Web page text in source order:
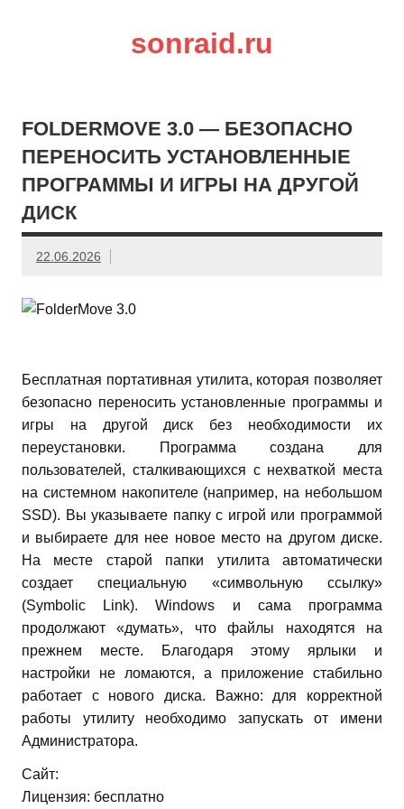
sonraid.ru
FOLDERMOVE 3.0 — БЕЗОПАСНО
ПЕРЕНОСИТЬ УСТАНОВЛЕННЫЕ
ПРОГРАММЫ И ИГРЫ НА ДРУГОЙ
ДИСК
22.06.2026
Бесплатная портативная утилита, которая позволяет
безопасно переносить установленные программы и
игры на другой диск без необходимости их
переустановки. Программа создана для
пользователей, сталкивающихся с нехваткой места
на системном накопителе (например, на небольшом
SSD). Вы указываете папку с игрой или программой
и выбираете для нее новое место на другом диске.
На месте старой папки утилита автоматически
создает специальную «символьную ссылку»
(Symbolic Link). Windows и сама программа
продолжают «думать», что файлы находятся на
прежнем месте. Благодаря этому ярлыки и
настройки не ломаются, а приложение стабильно
работает с нового диска. Важно: для корректной
работы утилиту необходимо запускать от имени
Администратора.
Сайт:
Лицензия: бесплатно